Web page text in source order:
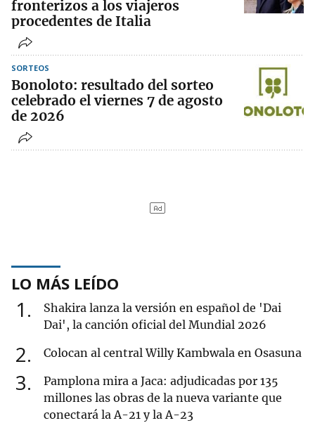
fronterizos a los viajeros
procedentes de Italia
SORTEOS
Bonoloto: resultado del sorteo
celebrado el viernes 7 de agosto
de 2026
LO MÁS LEÍDO
1
Shakira lanza la versión en español de 'Dai
Dai', la canción oficial del Mundial 2026
2 Colocan al central Willy Kambwala en Osasuna
3
Pamplona mira a Jaca: adjudicadas por 135
millones las obras de la nueva variante que
conectará la A-21 y la A-23